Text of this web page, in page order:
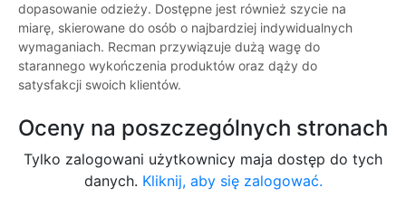
dopasowanie odzieży. Dostępne jest również szycie na
miarę, skierowane do osób o najbardziej indywidualnych
wymaganiach. Recman przywiązuje dużą wagę do
starannego wykończenia produktów oraz dąży do
satysfakcji swoich klientów.
Oceny na poszczególnych stronach
Tylko zalogowani użytkownicy maja dostęp do tych
danych. Kliknij, aby się zalogować.